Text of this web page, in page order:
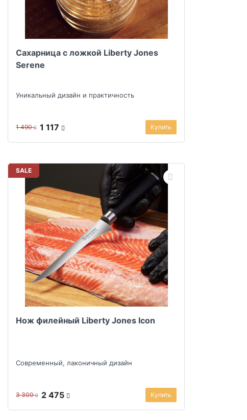
Сахарница с ложкой Liberty Jones
Serene
Уникальный дизайн и практичность
1 490 1 117 Купить
SALE
Нож филейный Liberty Jones Icon
Современный, лаконичный дизайн
3 300 2 475 Купить